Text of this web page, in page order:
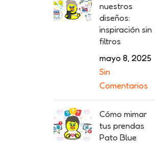
nuestros
diseños:
inspiración sin
filtros
mayo 8, 2025
Sin
Comentarios
Cómo mimar
tus prendas
Pato Blue